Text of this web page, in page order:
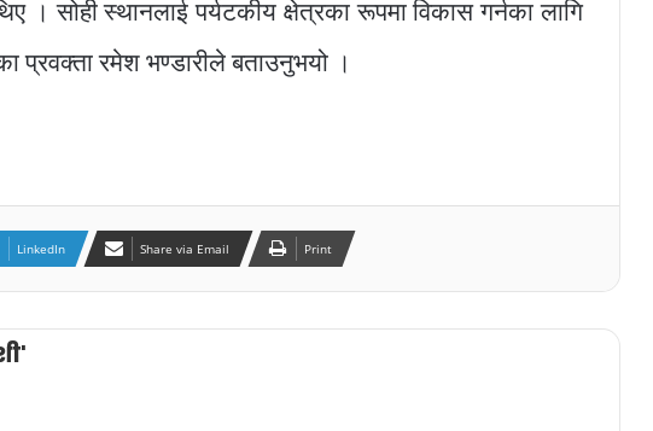
। सोही स्थानलाई पर्यटकीय क्षेत्रका रूपमा विकास गर्नका लागि
प्रवक्ता रमेश भण्डारीले बताउनुभयो ।
LinkedIn Share via Email Print